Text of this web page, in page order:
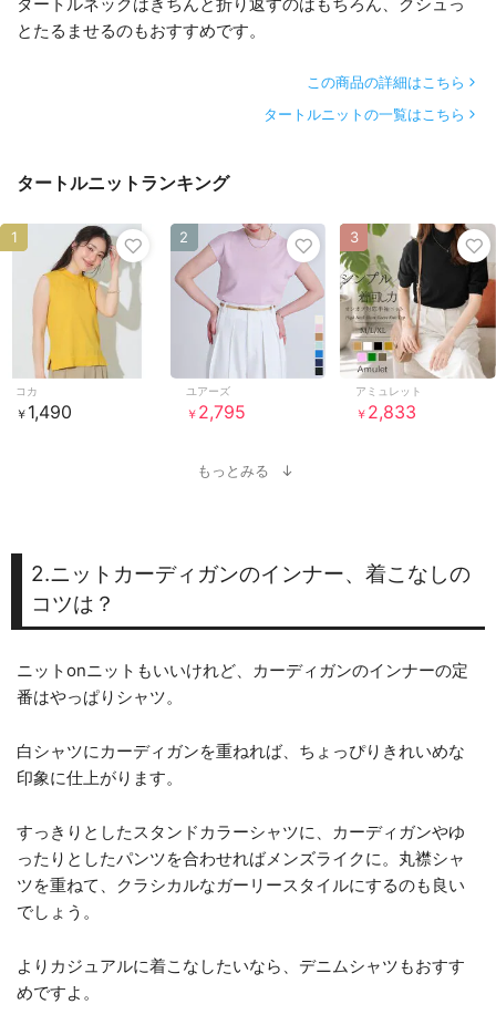
とたるませるのもおすすめです。
この商品の詳細はこちら
タートルニットの一覧はこちら
タートルニットランキング
コカ
￥ 1,490
1
ユアーズ
￥ 2,795
2
アミュレット
￥ 2,833
3
もっとみる
2.ニットカーディガンのインナー、着こなしの
コツは？
ニットonニットもいいけれど、カーディガンのインナーの定
番はやっぱりシャツ。
白シャツにカーディガンを重ねれば、ちょっぴりきれいめな
印象に仕上がります。
すっきりとしたスタンドカラーシャツに、カーディガンやゆ
ったりとしたパンツを合わせればメンズライクに。丸襟シャ
ツを重ねて、クラシカルなガーリースタイルにするのも良い
でしょう。
よりカジュアルに着こなしたいなら、デニムシャツもおすす
めですよ。